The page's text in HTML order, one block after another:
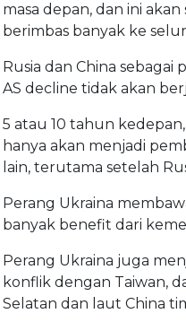
masa depan, dan ini
berimbas banyak ke
Rusia dan China
AS decline tidak akan
5 atau 10 tahun
hanya akan menjadi
lain, terutama setelah
Perang Ukraina
banyak benefit dari
Perang Ukraina juga
konflik dengan Taiwan,
Selatan dan laut China